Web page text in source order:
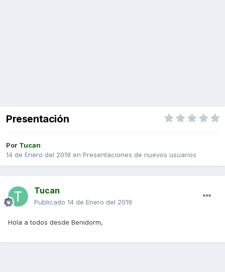
Presentación
Por Tucan
14 de Enero del 2019 en Presentaciones de nuevos usuarios
Tucan
Publicado 14 de Enero del 2019
Hola a todos desde Benidorm,